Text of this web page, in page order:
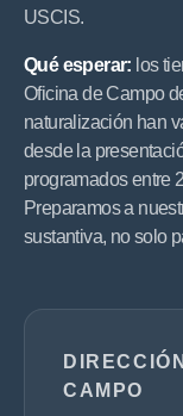
USCIS.
Qué esperar: los
Oficina de Campo
naturalización han
desde la
programados entre
Preparamos a
sustantiva, no solo
CAMPO